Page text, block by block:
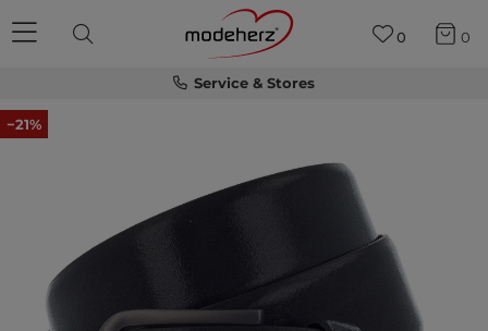
Service & Stores
0 0
−21%